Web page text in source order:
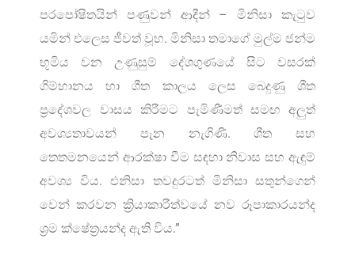
පරපෝෂිතයින් පණුවන් ආදීන් – මිනිසා කැටුව
යමින් එලෙස ජීවත් වූහ. මිනිසා තමාගේ මුල්ම ජන්ම
භූමිය වන උණුසුම් දේශගුණයේ සිට වසරක්
ගිම්හානය හා ශීත කාලය ලෙස බෙදුණු ශීත
ප්‍රදේශවල වාසය කිරීමට පැමිණීමත් සමඟ අලුත්
අවශ්‍යතාවයන් පැන නැගිණි. ශීත සහ
තෙතමනයෙන් ආරක්ෂා වීම සඳහා නිවාස සහ ඇඳුම්
අවශ්‍ය විය. එනිසා තවදුරටත් මිනිසා සතුන්ගෙන්
වෙන් කරවන ක්‍රියාකාරීත්වයේ නව රූපාකාරයන්ද
ශ්‍රම ක්ෂේත්‍රයන්ද ඇති විය.”